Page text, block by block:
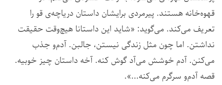
قهوه‌خانه هستند. پیرمردی برایشان داستان دریاچه‌ی قو را
تعریف می‌کند. می‌گوید: «شاید این داستانا هیچ‌وقت حقیقت
نداشتن. اما چون مثل زندگی نیستن، جالبن. آدم‌و جذب
می‌کنن. آدم خوشش می‌آد گوش کنه. آخه داستان چیز خوبیه.
قصه آدم‌و سرگرم می‌کنه...».